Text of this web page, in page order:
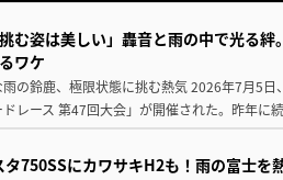
挑む姿は美しい」轟音と雨の中で光る
ワケ
の鈴鹿、極限状態に挑む熱気 2026年7月5
ドレース 第47回大会」が開催された。昨年
タ750SSにカワサキH2も！雨の富士